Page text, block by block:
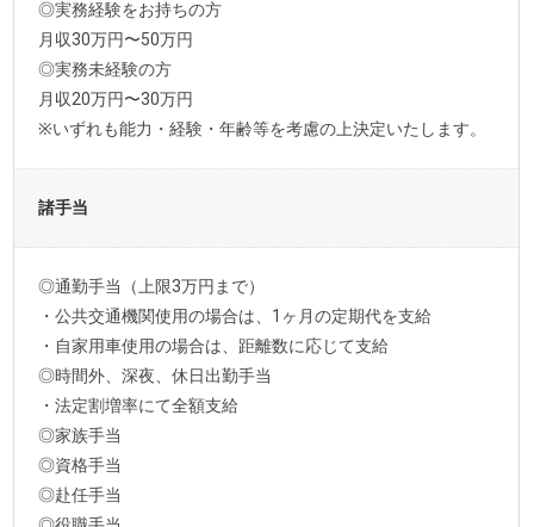
◎実務経験をお持ちの方
月収30万円〜50万円
◎実務未経験の方
月収20万円〜30万円
※いずれも能力・経験・年齢等を考慮の上決定いたします。
諸手当
◎通勤手当（上限3万円まで）
・公共交通機関使用の場合は、1ヶ月の定期代を支給
・自家用車使用の場合は、距離数に応じて支給
◎時間外、深夜、休日出勤手当
・法定割増率にて全額支給
◎家族手当
◎資格手当
◎赴任手当